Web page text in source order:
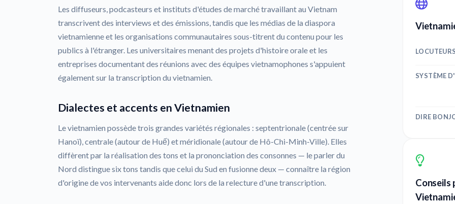
Les diffuseurs, podcasteurs et instituts d'études de marché travaillant au Vietnam
transcrivent des interviews et des émissions, tandis que les médias de la diaspora
vietnamienne et les organisations communautaires sous-titrent du contenu pour les
publics à l'étranger. Les universitaires menant des projets d'histoire orale et les
entreprises documentant des réunions avec des équipes vietnamophones s'appuient
également sur la transcription du vietnamien.
Dialectes et accents en Vietnamien
Le vietnamien possède trois grandes variétés régionales : septentrionale (centrée sur
Hanoï), centrale (autour de Huế) et méridionale (autour de Hô-Chi-Minh-Ville). Elles
diffèrent par la réalisation des tons et la prononciation des consonnes — le parler du
Nord distingue six tons tandis que celui du Sud en fusionne deux — connaître la région
d'origine de vos intervenants aide donc lors de la relecture d'une transcription.
SYSTÈME
DIRE
Conseils